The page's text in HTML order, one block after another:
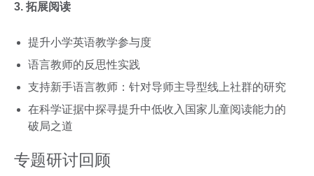
3. 拓展阅读
提升小学英语教学参与度
语言教师的反思性实践
支持新手语言教师：针对导师主导型线上社群的研究
在科学证据中探寻提升中低收入国家儿童阅读能力的
破局之道
专题研讨回顾